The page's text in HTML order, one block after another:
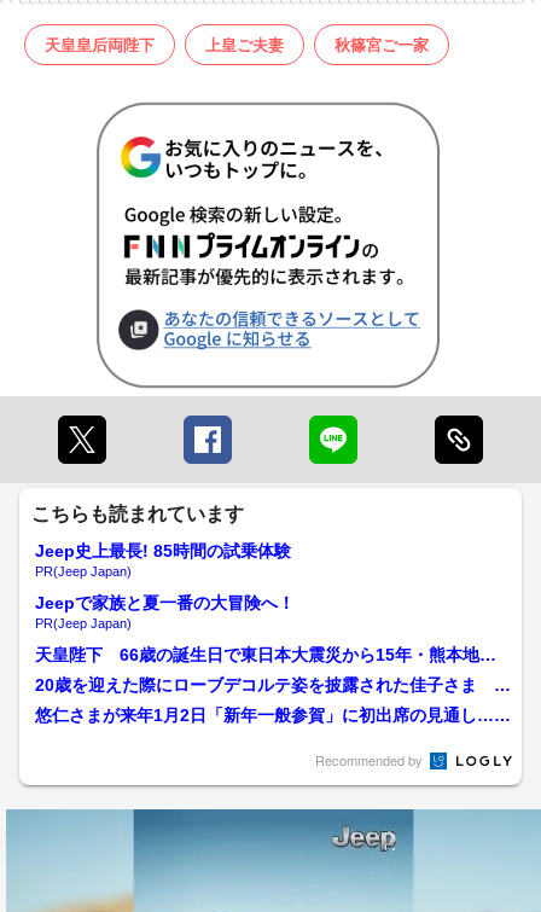
天皇皇后両陛下 上皇ご夫妻 秋篠宮ご一家
こちらも読まれています
Jeep史上最長! 85時間の試乗体験
PR(Jeep Japan)
Jeepで家族と夏一番の大冒険へ！
PR(Jeep Japan)
天皇陛下 66歳の誕生日で東日本大震災から15年・熊本地震
から10年の被災地に「...
20歳を迎えた際にローブデコルテ姿を披露された佳子さま 初
の記者会見では「導火線...
悠仁さまが来年1月2日「新年一般参賀」に初出席の見通し…成
Recommended by